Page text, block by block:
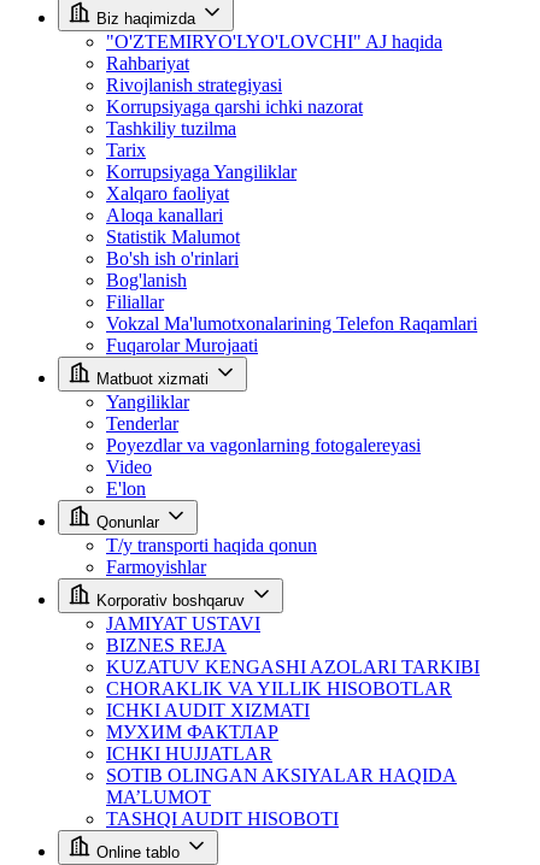
Biz haqimizda
"O'ZTEMIRYO'LYO'LOVCHI" AJ haqida
Rahbariyat
Rivojlanish strategiyasi
Korrupsiyaga qarshi ichki nazorat
Tashkiliy tuzilma
Tarix
Korrupsiyaga Yangiliklar
Xalqaro faoliyat
Aloqa kanallari
Statistik Malumot
Bo'sh ish o'rinlari
Bog'lanish
Filiallar
Vokzal Ma'lumotxonalarining Telefon Raqamlari
Fuqarolar Murojaati
Matbuot xizmati
Yangiliklar
Tenderlar
Poyezdlar va vagonlarning fotogalereyasi
Video
E'lon
Qonunlar
T/y transporti haqida qonun
Farmoyishlar
Korporativ boshqaruv
JAMIYAT USTAVI
BIZNES REJA
KUZATUV KENGASHI AZOLARI TARKIBI
CHORAKLIK VA YILLIK HISOBOTLAR
ICHKI AUDIT XIZMATI
МУХИМ ФАКТЛАР
ICHKI HUJJATLAR
SOTIB OLINGAN AKSIYALAR HAQIDA
MA’LUMOT
TASHQI AUDIT HISOBOTI
Online tablo